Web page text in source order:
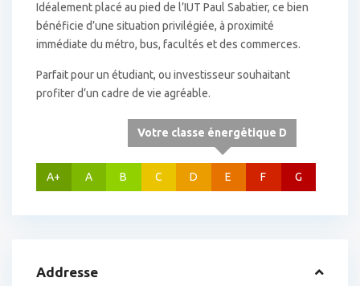
Idéalement placé au pied de l’IUT Paul Sabatier, ce bien
bénéficie d’une situation privilégiée, à proximité
immédiate du métro, bus, facultés et des commerces.
Parfait pour un étudiant, ou investisseur souhaitant
profiter d’un cadre de vie agréable.
A+ A B C
Votre classe énergétique D
D E F G
Addresse